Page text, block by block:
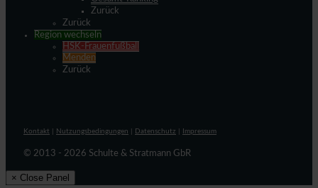
Zurück
Zurück
Region wechseln
HSK-Frauenfußball
Menden
Zurück
Kontakt Nutzungsbedingungen Datenschutz Impressum
© 2013 - 2026 Schulte & Stratmann GbR
× Close Panel